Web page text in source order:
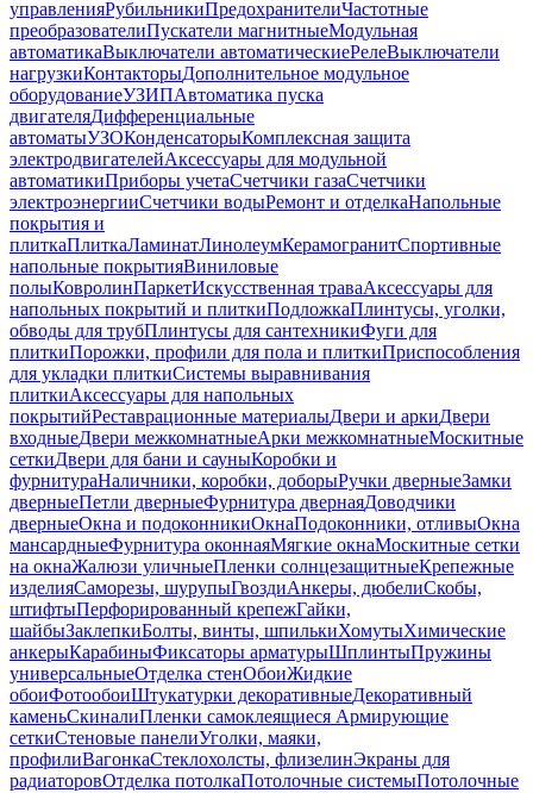
управленияРубильникиПредохранителиЧастотные
преобразователиПускатели магнитныеМодульная
автоматикаВыключатели автоматическиеРелеВыключатели
нагрузкиКонтакторыДополнительное модульное
оборудованиеУЗИПАвтоматика пуска
двигателяДифференциальные
автоматыУЗОКонденсаторыКомплексная защита
электродвигателейАксессуары для модульной
автоматикиПриборы учетаСчетчики газаСчетчики
электроэнергииСчетчики водыРемонт и отделкаНапольные
покрытия и
плиткаПлиткаЛаминатЛинолеумКерамогранитСпортивные
напольные покрытияВиниловые
полыКовролинПаркетИскусственная траваАксессуары для
напольных покрытий и плиткиПодложкаПлинтусы, уголки,
обводы для трубПлинтусы для сантехникиФуги для
плиткиПорожки, профили для пола и плиткиПриспособления
для укладки плиткиСистемы выравнивания
плиткиАксессуары для напольных
покрытийРеставрационные материалыДвери и аркиДвери
входныеДвери межкомнатныеАрки межкомнатныеМоскитные
сеткиДвери для бани и сауныКоробки и
фурнитураНаличники, коробки, доборыРучки дверныеЗамки
дверныеПетли дверныеФурнитура двернаяДоводчики
дверныеОкна и подоконникиОкнаПодоконники, отливыОкна
мансардныеФурнитура оконнаяМягкие окнаМоскитные сетки
на окнаЖалюзи уличныеПленки солнцезащитныеКрепежные
изделияСаморезы, шурупыГвоздиАнкеры, дюбелиСкобы,
штифтыПерфорированный крепежГайки,
шайбыЗаклепкиБолты, винты, шпилькиХомутыХимические
анкерыКарабиныФиксаторы арматурыШплинтыПружины
универсальныеОтделка стенОбоиЖидкие
обоиФотообоиШтукатурки декоративныеДекоративный
каменьСкиналиПленки самоклеящиеся Армирующие
сеткиСтеновые панелиУголки, маяки,
профилиВагонкаСтеклохолсты, флизелинЭкраны для
радиаторовОтделка потолкаПотолочные системыПотолочные